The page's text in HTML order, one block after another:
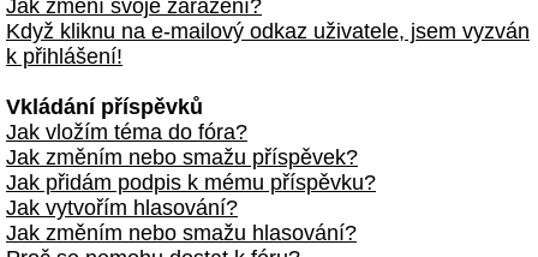
Jak změní svoje zařazení?
Když kliknu na e-mailový odkaz uživatele, jsem vyzván
k přihlášení!
Vkládání příspěvků
Jak vložím téma do fóra?
Jak změním nebo smažu příspěvek?
Jak přidám podpis k mému příspěvku?
Jak vytvořím hlasování?
Jak změním nebo smažu hlasování?